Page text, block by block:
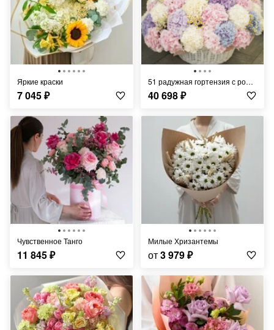
Яркие краски
7 045₽
51 радужная гортензия с ромашками
40 698₽
Чувственное Танго
11 845₽
Милые Хризантемы
от3 979₽